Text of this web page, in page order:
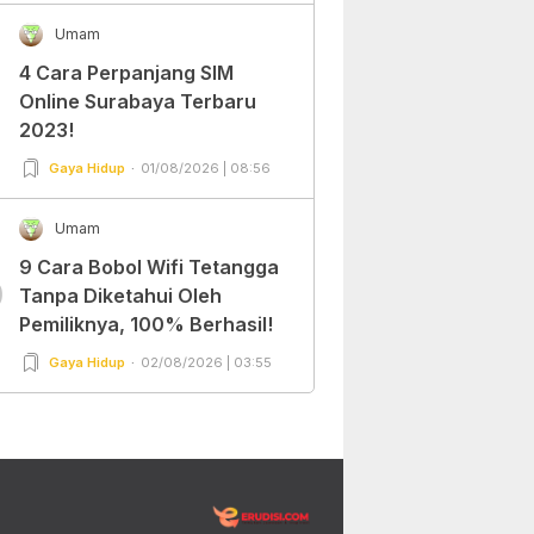
Umam
4 Cara Perpanjang SIM
Online Surabaya Terbaru
2023!
Gaya Hidup 01/08/2026 | 08:56
Umam
9 Cara Bobol Wifi Tetangga
Tanpa Diketahui Oleh
Pemiliknya, 100% Berhasil!
Gaya Hidup 02/08/2026 | 03:55